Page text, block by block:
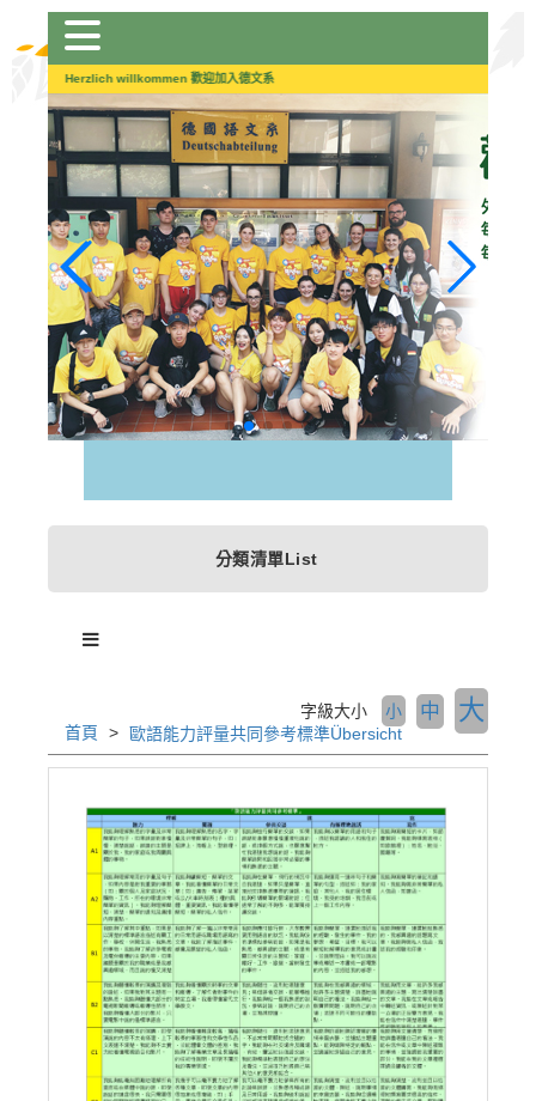
到
Herzlich willkommen 歡迎加入德文系
分類清單List
首頁 歐語能力評量共同參考標準Übersicht
字級大小 小 中 大